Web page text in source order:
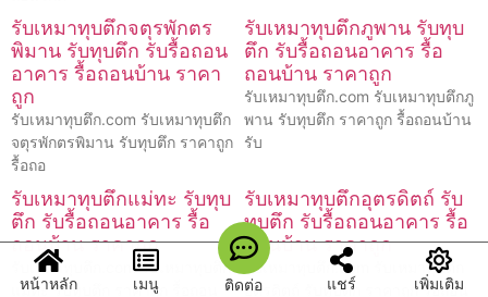
รับเหมาทุบตึกจตุรพักตร
พิมาน รับทุบตึก รับรื้อถอน
อาคาร รื้อถอนบ้าน ราคา
ถูก
รับเหมาทุบตึก.com รับเหมาทุบตึก
จตุรพักตรพิมาน รับทุบตึก ราคาถูก
รื้อถอ
รับเหมาทุบตึกภูพาน รับทุบ
ตึก รับรื้อถอนอาคาร รื้อ
ถอนบ้าน ราคาถูก
รับเหมาทุบตึก.com รับเหมาทุบตึกภู
พาน รับทุบตึก ราคาถูก รื้อถอนบ้าน
รับ
รับเหมาทุบตึกแม่ทะ รับทุบ
ตึก รับรื้อถอนอาคาร รื้อ
ถอนบ้าน ราคาถูก
รับเหมาทุบตึก.com รับเหมาทุบตึก
แม่ทะ รับทุบตึก ราคาถูก รื้อถอน
รับเหมาทุบตึกอุตรดิตถ์ รับ
ทุบตึก รับรื้อถอนอาคาร รื้อ
ถอนบ้าน ราคาถูก
รับเหมาทุบตึก.com รับเหมาทุบตึก
อุตรดิตถ์ รับทุบตึก ราคาถูก รื้อถอน
หน้าหลัก เมนู ติดต่อ แชร์ เพิ่มเติม